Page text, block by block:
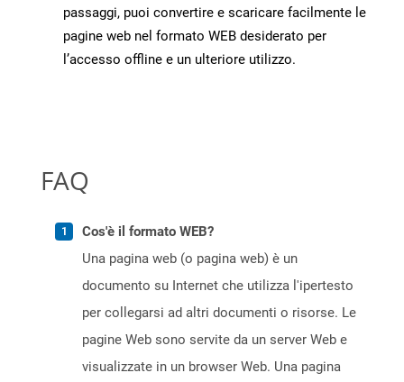
passaggi, puoi convertire e scaricare facilmente le
pagine web nel formato WEB desiderato per
l’accesso offline e un ulteriore utilizzo.
FAQ
Cos'è il formato WEB?
Una pagina web (o pagina web) è un
documento su Internet che utilizza l'ipertesto
per collegarsi ad altri documenti o risorse. Le
pagine Web sono servite da un server Web e
visualizzate in un browser Web. Una pagina